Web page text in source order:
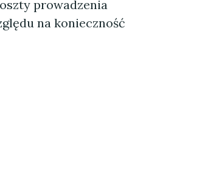
prowadzenia
na konieczność